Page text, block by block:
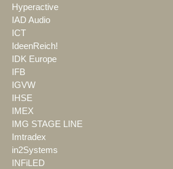
Hyperactive
IAD Audio
ICT
IdeenReich!
IDK Europe
IFB
IGVW
IHSE
IMEX
IMG STAGE LINE
Imtradex
in2Systems
INFiLED